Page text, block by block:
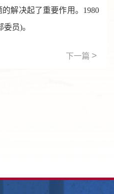
解决起了重要作用。1980
员)。
下一篇 >